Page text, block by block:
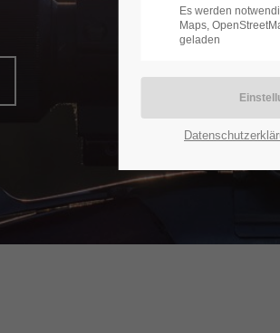
Es werden
Maps,
geladen